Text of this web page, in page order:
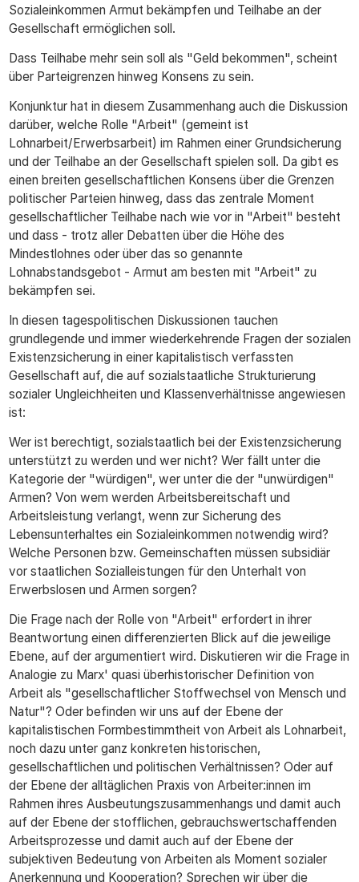
Sozialeinkommen Armut bekämpfen und Teilhabe an der
Gesellschaft ermöglichen soll.
Dass Teilhabe mehr sein soll als "Geld bekommen", scheint
über Parteigrenzen hinweg Konsens zu sein.
Konjunktur hat in diesem Zusammenhang auch die Diskussion
darüber, welche Rolle "Arbeit" (gemeint ist
Lohnarbeit/Erwerbsarbeit) im Rahmen einer Grundsicherung
und der Teilhabe an der Gesellschaft spielen soll. Da gibt es
einen breiten gesellschaftlichen Konsens über die Grenzen
politischer Parteien hinweg, dass das zentrale Moment
gesellschaftlicher Teilhabe nach wie vor in "Arbeit" besteht
und dass - trotz aller Debatten über die Höhe des
Mindestlohnes oder über das so genannte
Lohnabstandsgebot - Armut am besten mit "Arbeit" zu
bekämpfen sei.
In diesen tagespolitischen Diskussionen tauchen
grundlegende und immer wiederkehrende Fragen der sozialen
Existenzsicherung in einer kapitalistisch verfassten
Gesellschaft auf, die auf sozialstaatliche Strukturierung
sozialer Ungleichheiten und Klassenverhältnisse angewiesen
ist:
Wer ist berechtigt, sozialstaatlich bei der Existenzsicherung
unterstützt zu werden und wer nicht? Wer fällt unter die
Kategorie der "würdigen", wer unter die der "unwürdigen"
Armen? Von wem werden Arbeitsbereitschaft und
Arbeitsleistung verlangt, wenn zur Sicherung des
Lebensunterhaltes ein Sozialeinkommen notwendig wird?
Welche Personen bzw. Gemeinschaften müssen subsidiär
vor staatlichen Sozialleistungen für den Unterhalt von
Erwerbslosen und Armen sorgen?
Die Frage nach der Rolle von "Arbeit" erfordert in ihrer
Beantwortung einen differenzierten Blick auf die jeweilige
Ebene, auf der argumentiert wird. Diskutieren wir die Frage in
Analogie zu Marx' quasi überhistorischer Definition von
Arbeit als "gesellschaftlicher Stoffwechsel von Mensch und
Natur"? Oder befinden wir uns auf der Ebene der
kapitalistischen Formbestimmtheit von Arbeit als Lohnarbeit,
noch dazu unter ganz konkreten historischen,
gesellschaftlichen und politischen Verhältnissen? Oder auf
der Ebene der alltäglichen Praxis von Arbeiter:innen im
Rahmen ihres Ausbeutungszusammenhangs und damit auch
auf der Ebene der stofflichen, gebrauchswertschaffenden
Arbeitsprozesse und damit auch auf der Ebene der
subjektiven Bedeutung von Arbeiten als Moment sozialer
Anerkennung und Kooperation? Sprechen wir über die